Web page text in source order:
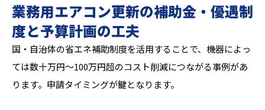
業務用エアコン更新の補助金・優遇制
度と予算計画の工夫
国・自治体の省エネ補助制度を活用することで、機器によっ
ては数十万円〜100万円超のコスト削減につながる事例があ
ります。申請タイミングが鍵となります。